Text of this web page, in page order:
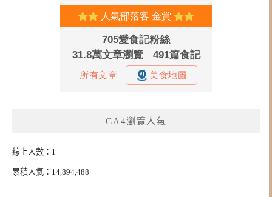
GA4瀏覽人氣
線上人數：1
累積人氣：14,894,488